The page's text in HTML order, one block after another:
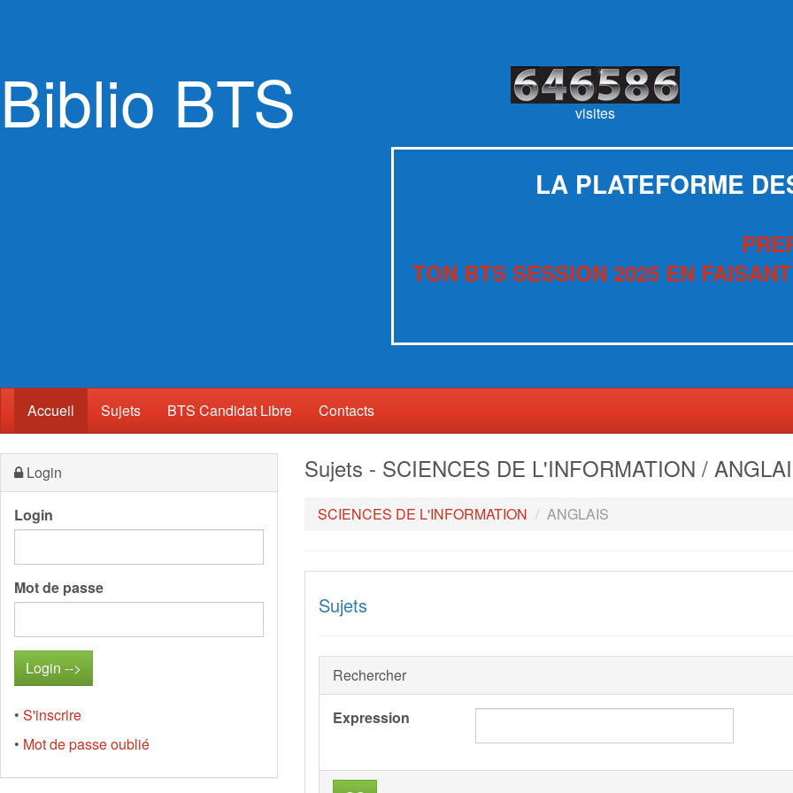
Biblio BTS visites
LA PLATEFORME
TON BTS SESSION 2025 EN
Accueil (current)
Sujets BTS Candidat Libre Contacts
Login
Login
Mot de passe
• S'inscrire
• Mot de passe oublié
Sujets - SCIENCES DE L'INFORMATION /
SCIENCES DE L'INFORMATION ANGLAIS
Sujets
Rechercher
Expression